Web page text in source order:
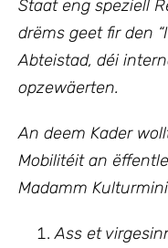
Staat eng speziell
drëms geet fir den
Abteistad, déi
opzewäerten.
An deem Kader
Mobilitéit an
Madamm
Ass et